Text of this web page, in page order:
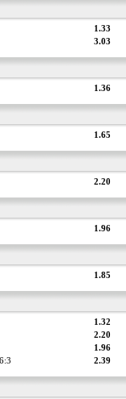
1.33
3.03
1.36
1.65
2.20
1.96
1.85
1.32
2.20
1.96
2.39